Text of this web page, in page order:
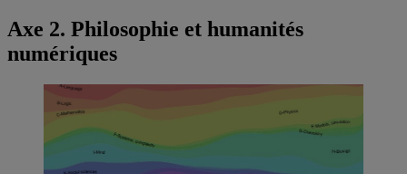
Axe 2. Philosophie et humanités
numériques